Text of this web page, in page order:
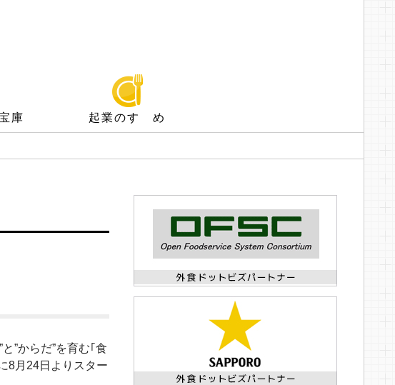
庫 起業のすゝめ
”からだ”を育む｢食
8月24日よりスター